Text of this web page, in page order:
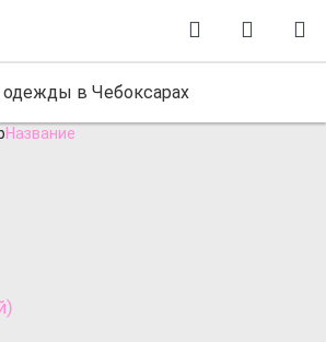
в Чебоксарах
Название